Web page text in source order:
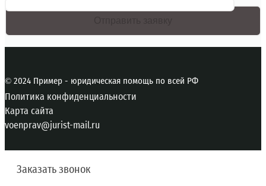
© 2024 Пример - юридическая помощь по всей РФ
Политика конфиденциальности
Карта сайта
voenprav@jurist-mail.ru
Заказать звонок